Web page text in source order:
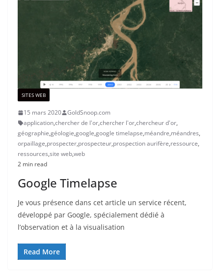
SITES WEB
15 mars 2020
GoldSnoop.com
application,chercher de l'or,chercher l'or,chercheur d'or,
géographie,géologie,google,google timelapse,méandre,méandres,
orpaillage,prospecter,prospecteur,prospection aurifère,ressource,
ressources,site web,web
2 min read
Google Timelapse
Je vous présence dans cet article un service récent,
développé par Google, spécialement dédié à
l’observation et à la visualisation
Read More